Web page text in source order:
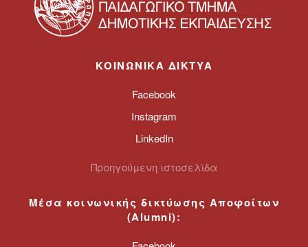
ΚΟΙΝΩΝΙΚΑ ΔΙΚΤΥΑ
Facebook
Instagram
LinkedIn
Προηγούμενη ιστοσελίδα
Μέσα κοινωνικής δικτύωσης Αποφοίτων
(Alumni):